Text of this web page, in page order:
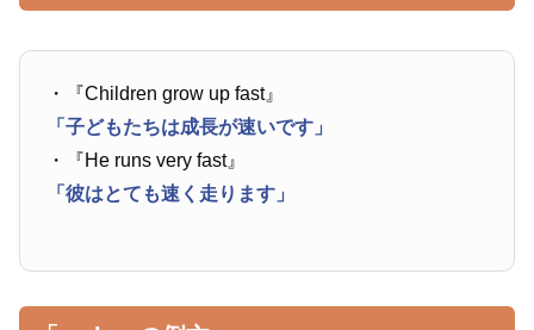
・『Children grow up fast』
「子どもたちは成長が速いです」
・『He runs very fast』
「彼はとても速く走ります」